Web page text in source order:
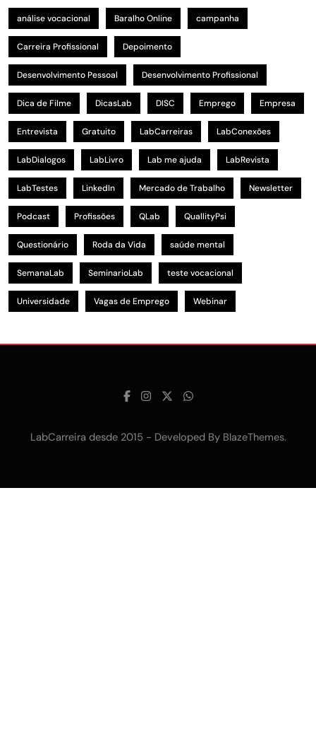
análise vocacional Baralho Online campanha
Carreira Profissional Depoimento
Desenvolvimento Pessoal Desenvolvimento Profissional
Dica de Filme DicasLab DISC Emprego Empresa
Entrevista Gratuito LabCarreiras LabConexões
LabDialogos LabLivro Lab me ajuda LabRevista
LabTestes LinkedIn Mercado de Trabalho Newsletter
Podcast Profissões QLab QuallityPsi
Questionário Roda da Vida saúde mental
SemanaLab SeminarioLab teste vocacional
Universidade Vagas de Emprego Webinar
LabCarreira desde 2015 - Developed By BlazeThemes.